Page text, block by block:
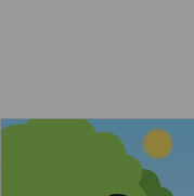
La torre Eiffel​